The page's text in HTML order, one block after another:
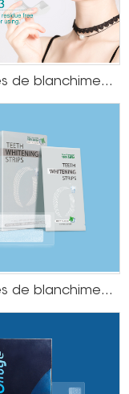
Bandes de blanchiment des dents de type U
Bandes de blanchiment des dents sans peroxyde